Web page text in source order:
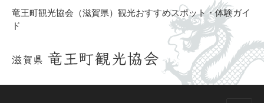
竜王町観光協会（滋賀県）観光おすすめスポット・体験ガイ
ド